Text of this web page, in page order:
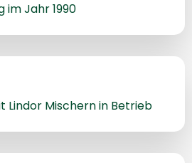
im Jahr 1990
Lindor Mischern in Betrieb